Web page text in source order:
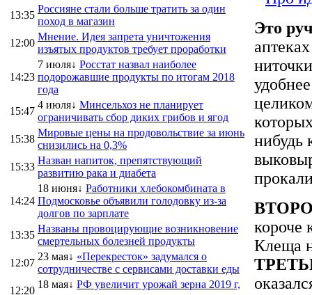
13:35
Россияне стали больше тратить за один
поход в магазин
12:00
Мнение. Идея запрета уничтожения
изъятых продуктов требует проработки
14:23
7 июля↓ Росстат назвал наиболее
подорожавшие продукты по итогам 2018
года
15:47
4 июля↓ Минсельхоз не планирует
ограничивать сбор диких грибов и ягод
15:38
Мировые цены на продовольствие за июнь
снизились на 0,3%
15:33
Назван напиток, препятствующий
развитию рака и диабета
14:24
18 июня↓ Работники хлебокомбината в
Подмосковье объявили голодовку из-за
долгов по зарплате
13:35
Названы провоцирующие возникновение
смертельных болезней продукты
12:07
23 мая↓ «Перекресток» задумался о
сотрудничестве с сервисами доставки еды
12:20
18 мая↓ РФ увеличит урожай зерна 2019 г,
Это
нибудь
короче
Клеща